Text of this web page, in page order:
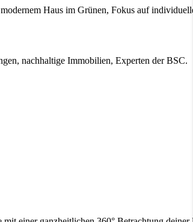
nachhaltige Immobilien, Experten der BSC.